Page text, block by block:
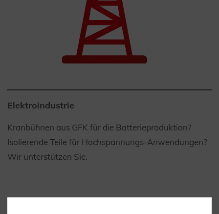
Elektroindustrie
Kranbühnen aus GFK für die Batterieproduktion?
Isolierende Teile für Hochspannungs-Anwendungen?
Wir unterstützen Sie.